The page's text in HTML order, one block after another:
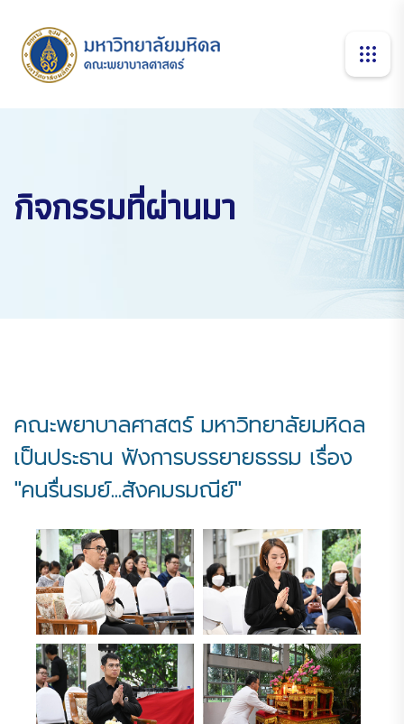
กิจกรรมที่ผ่านมา
คณะพยาบาลศาสตร์ มหาวิทยาลัยมหิดล
เป็นประธาน ฟังการบรรยายธรรม เรื่อง
"คนรื่นรมย์...สังคมรมณีย์"